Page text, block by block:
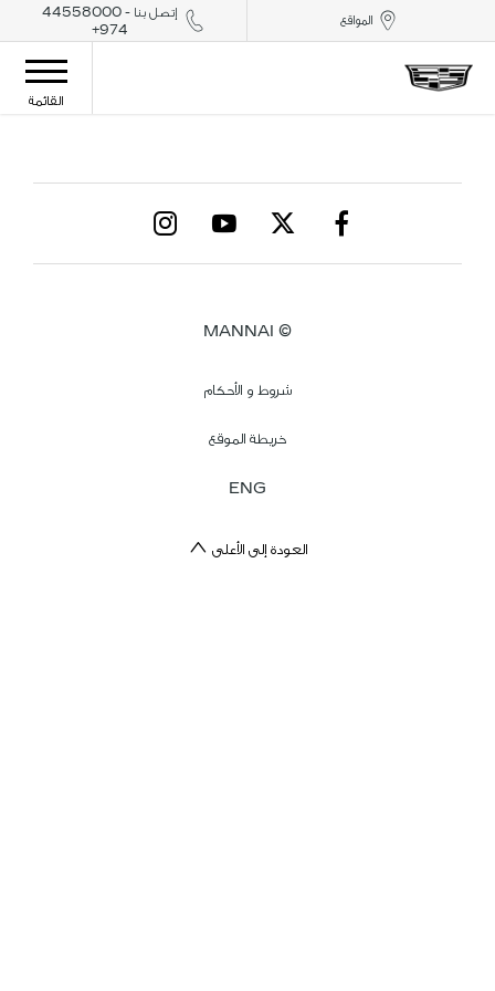
المواقع
إتصل بنا - 44558000
974+
القائمة
© MANNAI
شروط و الأحكام
خريطة الموقع
ENG
العودة إلى الأعلى